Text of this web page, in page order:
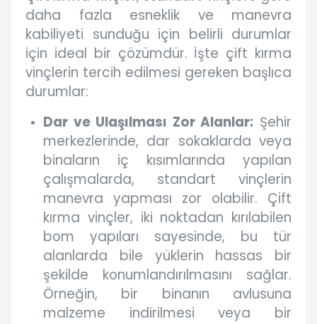
daha fazla esneklik ve manevra
kabiliyeti sunduğu için belirli durumlar
için ideal bir çözümdür. İşte çift kırma
vinçlerin tercih edilmesi gereken başlıca
durumlar:
Dar ve Ulaşılması Zor Alanlar: Şehir
merkezlerinde, dar sokaklarda veya
binaların iç kısımlarında yapılan
çalışmalarda, standart vinçlerin
manevra yapması zor olabilir. Çift
kırma vinçler, iki noktadan kırılabilen
bom yapıları sayesinde, bu tür
alanlarda bile yüklerin hassas bir
şekilde konumlandırılmasını sağlar.
Örneğin, bir binanın avlusuna
malzeme indirilmesi veya bir